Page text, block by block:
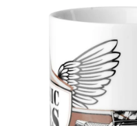
0,0
z
hvězdiček.